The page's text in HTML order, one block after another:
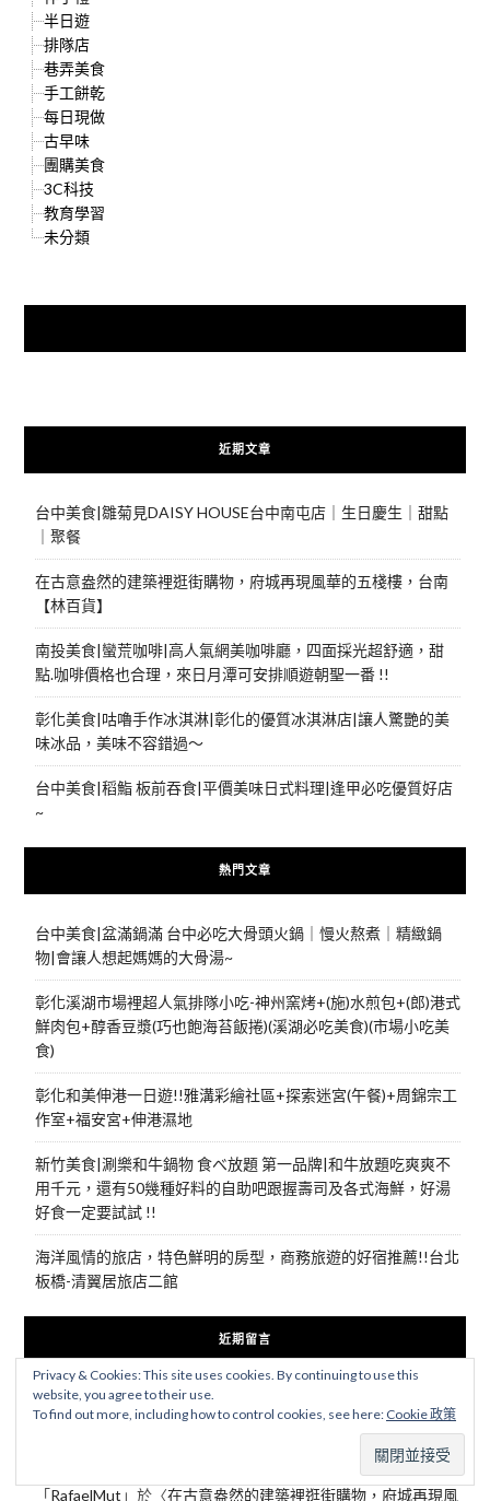
半日遊
排隊店
巷弄美食
手工餅乾
每日現做
古早味
團購美食
3C科技
教育學習
未分類
近期文章
台中美食|雛菊見DAISY HOUSE台中南屯店｜生日慶生｜甜點
｜聚餐
在古意盎然的建築裡逛街購物，府城再現風華的五棧樓，台南
【林百貨】
南投美食|蠻荒咖啡|高人氣網美咖啡廳，四面採光超舒適，甜
點.咖啡價格也合理，來日月潭可安排順遊朝聖一番 !!
彰化美食|咕嚕手作冰淇淋|彰化的優質冰淇淋店|讓人驚艷的美
味冰品，美味不容錯過～
台中美食|稻鮨 板前吞食|平價美味日式料理|逢甲必吃優質好店
~
熱門文章
台中美食|盆滿鍋滿 台中必吃大骨頭火鍋｜慢火熬煮｜精緻鍋
物|會讓人想起媽媽的大骨湯~
彰化溪湖市場裡超人氣排隊小吃-神州窯烤+(施)水煎包+(郎)港式
鮮肉包+醇香豆漿(巧也飽海苔飯捲)(溪湖必吃美食)(市場小吃美
食)
彰化和美伸港一日遊!!雅溝彩繪社區+探索迷宮(午餐)+周錦宗工
作室+福安宮+伸港濕地
新竹美食|涮樂和牛鍋物 食べ放題 第一品牌|和牛放題吃爽爽不
用千元，還有50幾種好料的自助吧跟握壽司及各式海鮮，好湯
好食一定要試試 !!
海洋風情的旅店，特色鮮明的房型，商務旅遊的好宿推薦!!台北
板橋-清翼居旅店二館
近期留言
「Freddieweems」於〈台中美食|聚 日式鍋物自助吧免費吃到
飽!!家庭聚餐,好友聚會,統統把它聚在一起~當月壽星還有生日禮
「RafaelMut 」於〈在古意盎然的建築裡逛街購物，府城再現風
Privacy & Cookies: This site uses cookies. By continuing to use this
website, you agree to their use.
To find out more, including how to control cookies, see here: Cookie 政策